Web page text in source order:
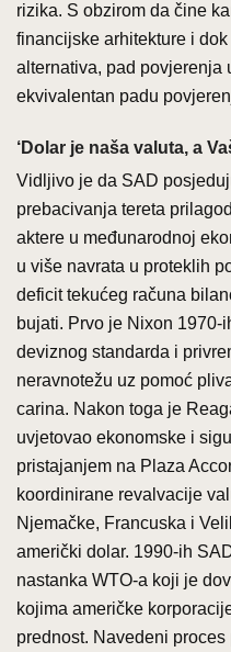
rizika. S obzirom da čine
financijske arhitekture i
alternativa, pad povjerenja
ekvivalentan padu
‘Dolar je naša valuta, a
Vidljivo je da SAD
prebacivanja tereta
aktere u međunarodnoj
u više navrata u proteklih
deficit tekućeg računa
bujati. Prvo je Nixon 1970-
deviznog standarda i
neravnotežu uz pomoć
carina. Nakon toga je
uvjetovao ekonomske i
pristajanjem na Plaza
koordinirane revalvacije
Njemačke, Francuska i
američki dolar. 1990-ih
nastanka WTO-a koji je
kojima američke
prednost. Navedeni